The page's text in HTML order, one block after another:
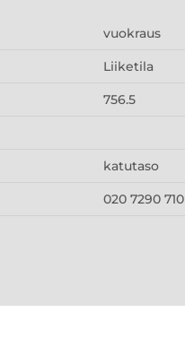
vuokraus
Liiketila
756.5
katutaso
020 7290 710